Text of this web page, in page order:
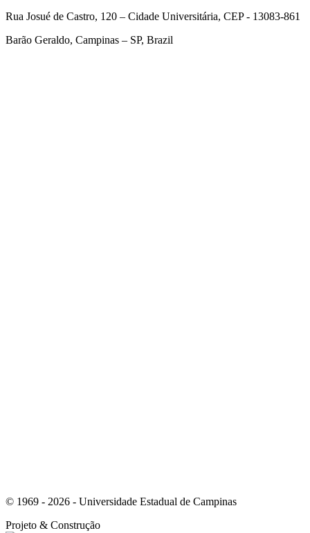
Rua Josué de Castro, 120 – Cidade Universitária, CEP - 13083-861
Barão Geraldo, Campinas – SP, Brazil
© 1969 - 2026 - Universidade Estadual de Campinas
Projeto & Construção